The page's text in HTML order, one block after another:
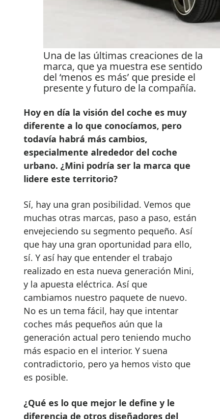
Una de las últimas creaciones de la
marca, que ya muestra ese sentido
del ‘menos es más’ que preside el
presente y futuro de la compañía.
Hoy en día la visión del coche es muy
diferente a lo que conocíamos, pero
todavía habrá más cambios,
especialmente alrededor del coche
urbano. ¿Mini podría ser la marca que
lidere este territorio?
Sí, hay una gran posibilidad. Vemos que
muchas otras marcas, paso a paso, están
envejeciendo su segmento pequeño. Así
que hay una gran oportunidad para ello,
sí. Y así hay que entender el trabajo
realizado en esta nueva generación Mini,
y la apuesta eléctrica. Así que
cambiamos nuestro paquete de nuevo.
No es un tema fácil, hay que intentar
coches más pequeños aún que la
generación actual pero teniendo mucho
más espacio en el interior. Y suena
contradictorio, pero ya hemos visto que
es posible.
¿Qué es lo que mejor le define y le
diferencia de otros diseñadores del